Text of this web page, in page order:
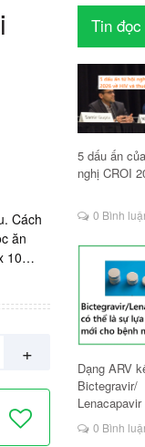
Cách
ăn
10
+
Tin
5 dấu ấn
nghị CROI
0 Bình
Dạng ARV
Bictegravir/
là lựa chọn
người HIV
0 Bình